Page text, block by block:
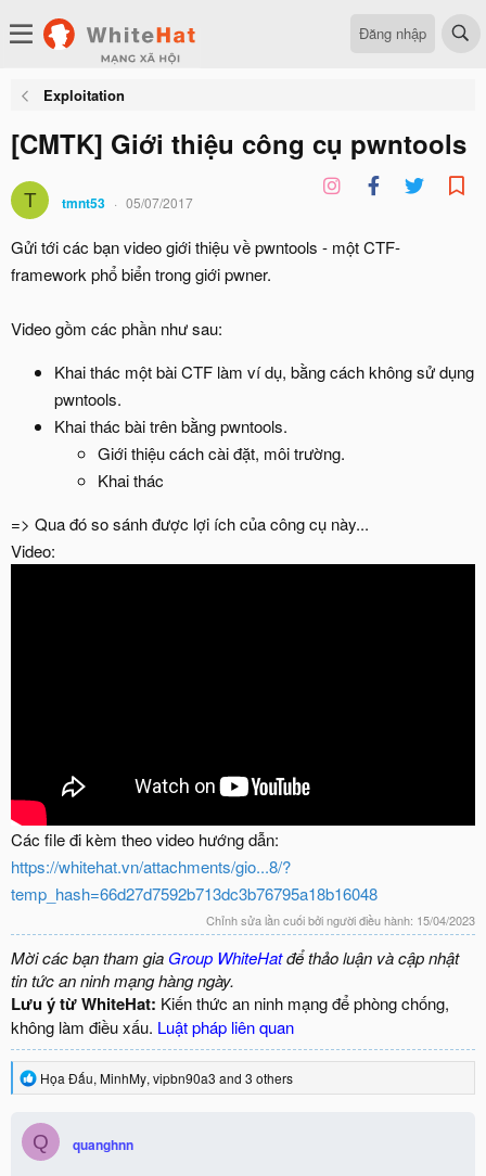
Đăng nhập
Exploitation
[CMTK] Giới thiệu công cụ pwntools
T tmnt53 05/07/2017
Gửi tới các bạn video giới thiệu về pwntools - một CTF-
framework phổ biển trong giới pwner.
Video gồm các phần như sau:
Khai thác một bài CTF làm ví dụ, bằng cách không sử dụng
pwntools.
Khai thác bài trên bằng pwntools.
Giới thiệu cách cài đặt, môi trường.
Khai thác
=> Qua đó so sánh được lợi ích của công cụ này...
Video:
Các file đi kèm theo video hướng dẫn:
https://whitehat.vn/attachments/gio...8/?
temp_hash=66d27d7592b713dc3b76795a18b16048
Chỉnh sửa lần cuối bởi người điều hành: 15/04/2023
Mời các bạn tham gia Group WhiteHatđể thảo luận và cập nhật
tin tức an ninh mạng hàng ngày.
Lưu ý từ WhiteHat: Kiến thức an ninh mạng để phòng chống,
không làm điều xấu. Luật pháp liên quan
R
e
c
t
i
Họa Đấu, MinhMy, vipbn90a3 and 3 others
Q quanghnn